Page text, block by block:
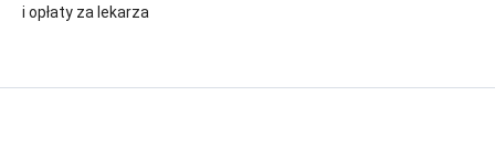
i opłaty za lekarza